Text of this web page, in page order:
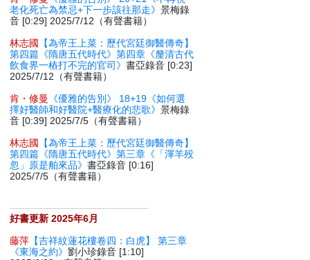
老化死亡為禁忌+下一步該往那走》景梅錄
音 [0:29] 2025/7/12（有聲書籍）
林志國
【為帝王上菜：歷代宮廷御醫傳奇】
第四篇《隋唐五代時代》第四章《釐清古代
飲食界一樁打不完的官司》書亞錄音 [0:23]
2025/7/12（有聲書籍）
肯・修曼
《優雅的告別》 18+19《如何選
擇好醫師和好醫院+醫療化的悲歌》景梅錄
音 [0:39] 2025/7/5（有聲書籍）
林志國
【為帝王上菜：歷代宮廷御醫傳奇】
第四篇《隋唐五代時代》第三章《「渾羊殁
忽」原是舶來品》書亞錄音 [0:16]
2025/7/5（有聲書籍）
好書更新 2025年6月
藤萍 【吉祥紋蓮花樓卷四：白虎】 第三章
《東海之約》劉小珍錄音 [1:10]